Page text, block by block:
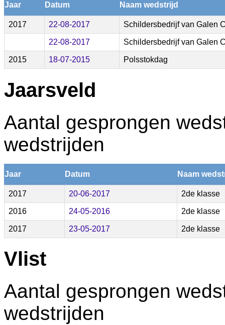
Jaar Datum Naam wedstrijd
2017 22-08-2017 Schildersbedrijf van Galen
22-08-2017 Schildersbedrijf van Galen
2015 18-07-2015 Polsstokdag
Jaarsveld
Aantal gesprongen
wedstrijden
Jaar Datum Naam
2017 20-06-2017 2de klasse
2016 24-05-2016 2de klasse
2017 23-05-2017 2de klasse
Vlist
Aantal gesprongen
wedstrijden